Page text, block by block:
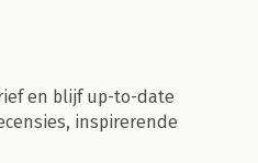
en blijf up-to-date
inspirerende